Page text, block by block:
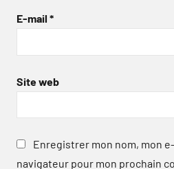
E-mail *
Site web
Enregistrer mon nom, mon
navigateur pour mon prochain